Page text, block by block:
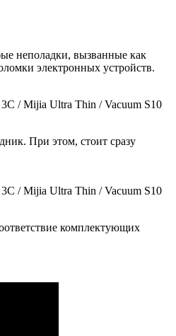
неполадки, вызванные как
электронных устройств.
/ Mijia Ultra Thin / Vacuum S10
При этом, стоит сразу
/ Mijia Ultra Thin / Vacuum S10
комплектующих